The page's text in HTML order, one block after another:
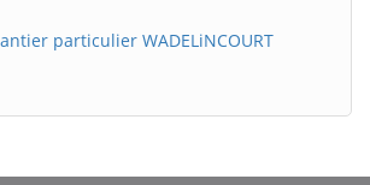
particulier WADELiNCOURT